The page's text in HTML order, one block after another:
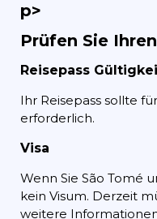
p>
Prüfen Sie
Reisepass
Ihr Reisepass sollte
erforderlich.
Visa
Wenn Sie São Tomé
kein Visum. Derzeit
weitere